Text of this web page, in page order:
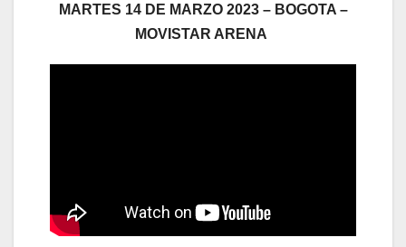
MARTES 14 DE MARZO 2023 – BOGOTA –
MOVISTAR ARENA